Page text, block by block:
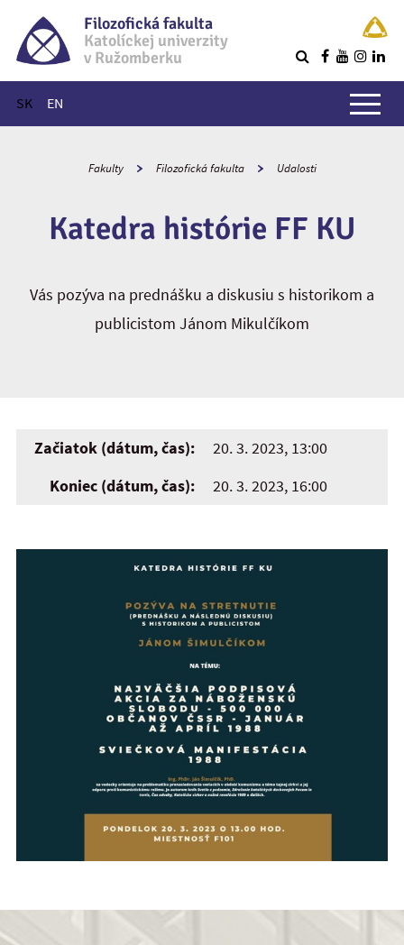
Filozofická fakulta
Katolíckej univerzity
v Ružomberku
SK EN
Hlavné menu
Fakulty Filozofická fakulta Udalosti
Katedra histórie FF KU
Vás pozýva na prednášku a diskusiu s historikom a
publicistom Jánom Mikulčíkom
Začiatok (dátum, čas):
20. 3. 2023, 13:00
Koniec (dátum, čas):
20. 3. 2023, 16:00